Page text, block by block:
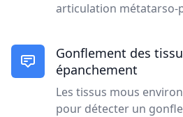
articulation métatarso-
Gonflement des
épanchement
Les tissus mous
pour détecter un